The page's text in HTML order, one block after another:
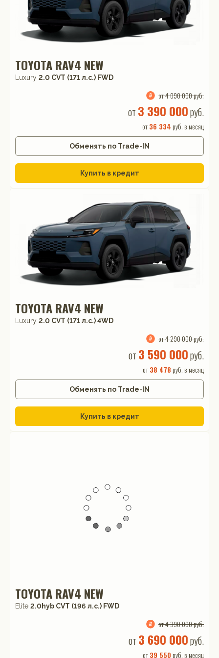
TOYOTA RAV4 NEW
Luxury 2.0 CVT (171 л.с.) FWD
от 4 090 000 руб.
от 3 390 000руб.
от36 334 руб. в месяц
Обменять по Trade-IN
Купить в кредит
TOYOTA RAV4 NEW
Luxury 2.0 CVT (171 л.с.) 4WD
от 4 290 000 руб.
от 3 590 000руб.
от38 478 руб. в месяц
Обменять по Trade-IN
Купить в кредит
TOYOTA RAV4 NEW
Elite 2.0hyb CVT (196 л.с.) FWD
от 4 390 000 руб.
от 3 690 000руб.
от39 550 руб. в месяц
До10 августа
Купить авто со скидкой
Нажимая кнопку отправить вы соглашаетесь на
обработку персональных данных